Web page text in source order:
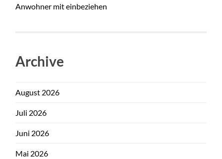
Anwohner mit einbeziehen
Archive
August 2026
Juli 2026
Juni 2026
Mai 2026